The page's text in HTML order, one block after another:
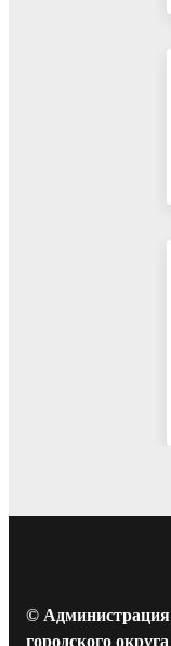
© Администрация
городского округа